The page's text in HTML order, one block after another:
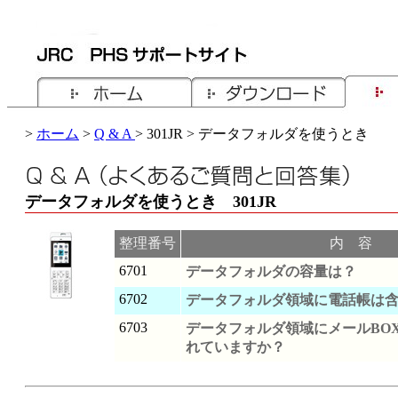
> ホーム > Q & A > 301JR > データフォルダを使うとき
データフォルダを使うとき 301JR
整理番号
内 容
6701
データフォルダの容量は？
6702
データフォルダ領域に電話帳は
6703
データフォルダ領域にメール
れていますか？